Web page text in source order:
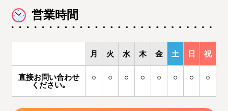
営業時間
月 火 水 木 金 土 日 祝
直接お問い合わせ
ください｡
○ ○ ○ ○ ○ ○ ○ ○